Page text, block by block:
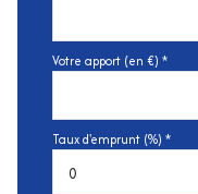
Votre apport (en €) *
Taux d'emprunt (%) *